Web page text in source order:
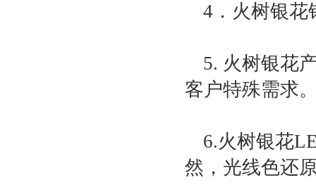
4．火树银花
5. 火树银花
客户特殊需求
6.火树银花
然，光线色还